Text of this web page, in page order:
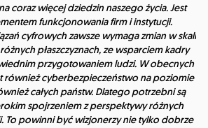
coraz więcej dziedzin naszego życia. Jest
funkcjonowania firm i instytucji.
cyfrowych zawsze wymaga zmian w skali
płaszczyznach, ze wsparciem kadry
przygotowaniem ludzi. W obecnych
również cyberbezpieczeństwo na poziomie
całych państw. Dlatego potrzebni są
spojrzeniem z perspektywy różnych
To powinni być wizjonerzy nie tylko dobrze